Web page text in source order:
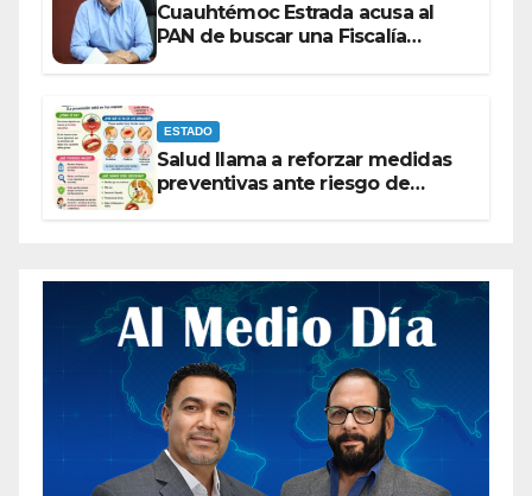
Cuauhtémoc Estrada acusa al
PAN de buscar una Fiscalía
ESTADO
Salud llama a reforzar medidas
preventivas ante riesgo de